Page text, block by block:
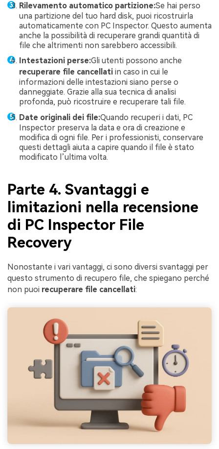
Rilevamento automatico partizione:Se hai perso
una partizione del tuo hard disk, puoi ricostruirla
automaticamente con PC Inspector. Questo aumenta
anche la possibilità di recuperare grandi quantità di
file che altrimenti non sarebbero accessibili.
Intestazioni perse:Gli utenti possono anche
recuperare file cancellati in caso in cui le
informazioni delle intestazioni siano perse o
danneggiate. Grazie alla sua tecnica di analisi
profonda, può ricostruire e recuperare tali file.
Date originali dei file:Quando recuperi i dati, PC
Inspector preserva la data e ora di creazione e
modifica di ogni file. Per i professionisti, conservare
questi dettagli aiuta a capire quando il file è stato
modificato l’ultima volta.
Parte 4. Svantaggi e
limitazioni nella recensione
di PC Inspector File
Recovery
Nonostante i vari vantaggi, ci sono diversi svantaggi per
questo strumento di recupero file, che spiegano perché
non puoi recuperare file cancellati: